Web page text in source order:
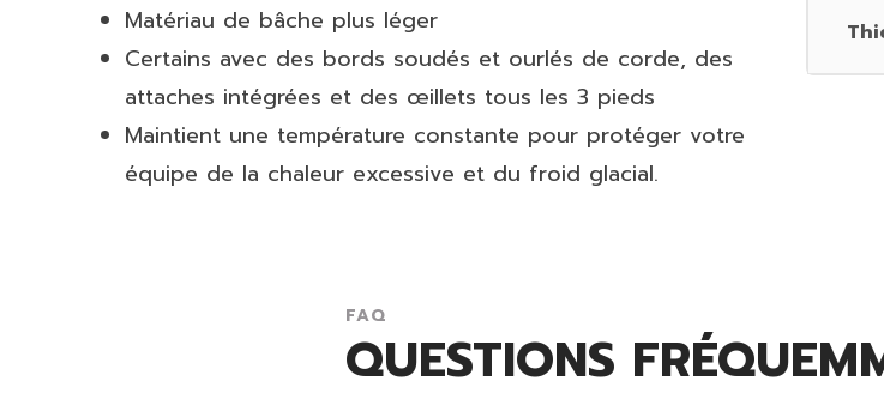
Matériau de bâche plus léger
Certains avec des bords soudés et ourlés de corde, des
attaches intégrées et des œillets tous les 3 pieds
Maintient une température constante pour protéger votre
équipe de la chaleur excessive et du froid glacial.
FAQ
QUESTIONS